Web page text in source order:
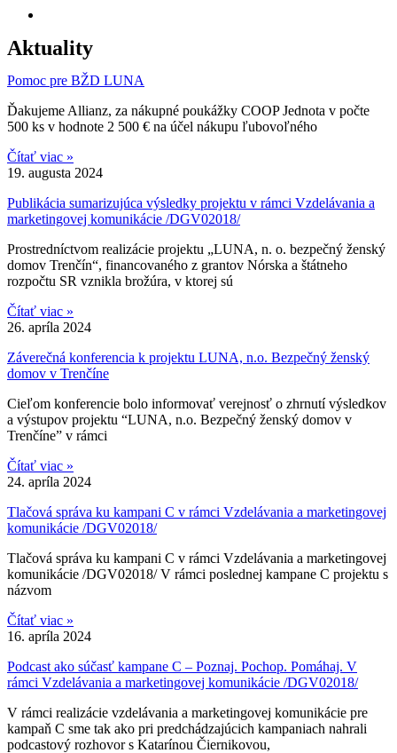
Aktuality
Pomoc pre BŽD LUNA
Ďakujeme Allianz, za nákupné poukážky COOP Jednota v počte
500 ks v hodnote 2 500 € na účel nákupu ľubovoľného
Čítať viac »
19. augusta 2024
Publikácia sumarizujúca výsledky projektu v rámci Vzdelávania a
marketingovej komunikácie /DGV02018/
Prostredníctvom realizácie projektu „LUNA, n. o. bezpečný ženský
domov Trenčín“, financovaného z grantov Nórska a štátneho
rozpočtu SR vznikla brožúra, v ktorej sú
Čítať viac »
26. apríla 2024
Záverečná konferencia k projektu LUNA, n.o. Bezpečný ženský
domov v Trenčíne
Cieľom konferencie bolo informovať verejnosť o zhrnutí výsledkov
a výstupov projektu “LUNA, n.o. Bezpečný ženský domov v
Trenčíne” v rámci
Čítať viac »
24. apríla 2024
Tlačová správa ku kampani C v rámci Vzdelávania a marketingovej
komunikácie /DGV02018/
Tlačová správa ku kampani C v rámci Vzdelávania a marketingovej
komunikácie /DGV02018/ V rámci poslednej kampane C projektu s
názvom
Čítať viac »
16. apríla 2024
Podcast ako súčasť kampane C – Poznaj. Pochop. Pomáhaj. V
rámci Vzdelávania a marketingovej komunikácie /DGV02018/
V rámci realizácie vzdelávania a marketingovej komunikácie pre
kampaň C sme tak ako pri predchádzajúcich kampaniach nahrali
podcastový rozhovor s Katarínou Čiernikovou,